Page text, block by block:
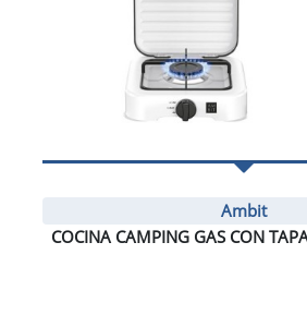
Ambit
COCINA CAMPING GAS CON